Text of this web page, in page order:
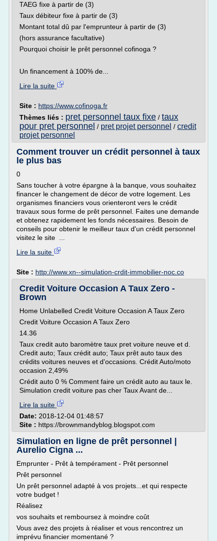
TAEG fixe à partir de (3)
Taux débiteur fixe à partir de (3)
Montant total dû par l'emprunteur à partir de (3)
(hors assurance facultative)
Pourquoi choisir le prêt personnel cofinoga ?
Un financement à 100% de...
Lire la suite
Site : https://www.cofinoga.fr
Thèmes liés : pret personnel taux fixe / taux
pour pret personnel / pret projet personnel / credit
projet personnel
Comment trouver un crédit personnel à taux
le plus bas
0
Sans toucher à votre épargne à la banque, vous souhaitez
financer le changement de décor de votre logement. Les
organismes financiers vous orienteront vers le crédit
travaux sous forme de prêt personnel. Faites une demande
et obtenez rapidement les fonds nécessaires. Besoin de
conseils pour obtenir le meilleur taux d'un crédit personnel
visitez le site ...
Lire la suite
Site : http://www.xn--simulation-crdit-immobilier-noc.co
Credit Voiture Occasion A Taux Zero -
Brown
Home Unlabelled Credit Voiture Occasion A Taux Zero
Credit Voiture Occasion A Taux Zero
14.36
Taux credit auto baromètre taux pret voiture neuve et d.
Credit auto; Taux crédit auto; Taux prêt auto taux des
crédits voitures neuves et d'occasions. Crédit Auto/moto
occasion 2,49%
Crédit auto 0 % Comment faire un crédit auto au taux le.
Simulation credit voiture pas cher Taux Avant de...
Lire la suite
Date: 2018-12-04 01:48:57
Site : https://brownmandyblog.blogspot.com
Simulation en ligne de prêt personnel |
Aurelio Cigna ...
Emprunter - Prêt à tempérament - Prêt personnel
Prêt personnel
Un prêt personnel adapté à vos projets...et qui respecte
votre budget !
Réalisez
vos souhaits et remboursez à moindre coût
Vous avez des projets à réaliser et vous rencontrez un
imprévu financier momentané ?